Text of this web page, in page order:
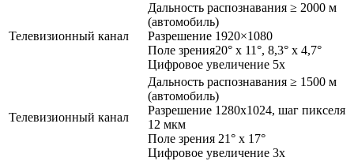
Телевизионный канал
Дальность распознавания ≥ 2000 м
(автомобиль)
Разрешение 1920×1080
Поле зрения20° х 11°, 8,3° х 4,7°
Цифровое увеличение 5x
Телевизионный канал
Дальность распознавания ≥ 1500 м
(автомобиль)
Разрешение 1280х1024, шаг пикселя
12 мкм
Поле зрения 21° х 17°
Цифровое увеличение 3x